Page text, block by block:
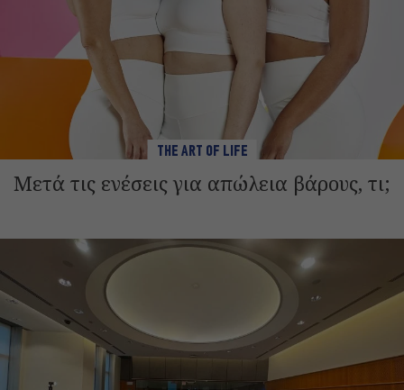
THE ART OF LIFE
Μετά τις ενέσεις για απώλεια βάρους, τι;